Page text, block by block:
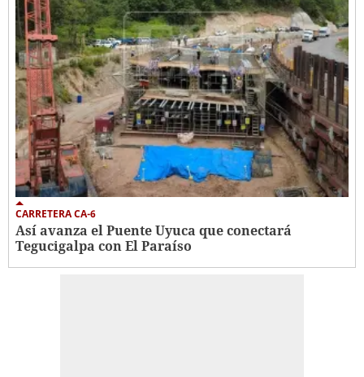
CARRETERA CA-6
Así avanza el Puente Uyuca que conectará
Tegucigalpa con El Paraíso